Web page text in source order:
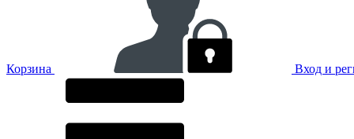
Корзина Вход и